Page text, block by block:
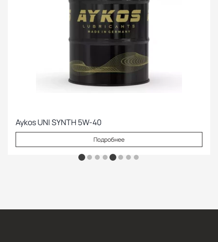
Aykos UNI SYNTH 5W-40
Подробнее